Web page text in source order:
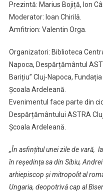
Prezintă: Marius Bojiță, Ion
Moderator: Ioan Chirilă.
Amfitrion: Valentin Orga.
Organizatori: Biblioteca
Napoca, Despărțământul
Barițiu” Cluj-Napoca,
Școala Ardeleană.
Evenimentul face parte din
Despărțământului ASTRA
Școala Ardeleană.
„În asfințitul unei zile de vară,
în reședința sa din Sibiu,
arhiepiscop și mitropolit al
Ungaria, deopotrivă cap al